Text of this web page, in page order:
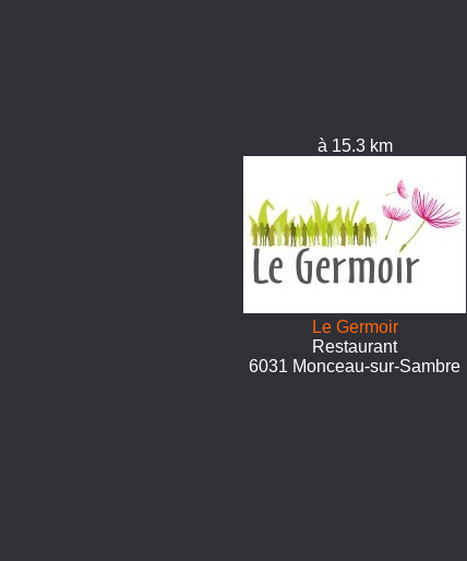
à 15.3 km
Le Germoir
Restaurant
6031 Monceau-sur-Sambre